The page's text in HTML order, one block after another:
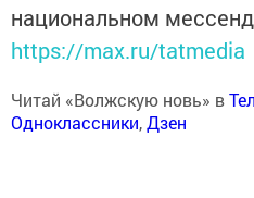
национальном
https://max.ru/tatmedia
Читай «Волжскую новь» в
Одноклассники,Дзен